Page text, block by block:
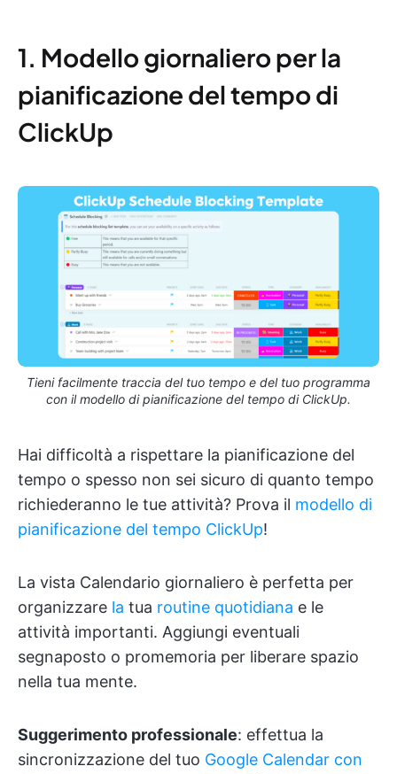
1. Modello giornaliero per la
pianificazione del tempo di
ClickUp
Tieni facilmente traccia del tuo tempo e del tuo programma
con il modello di pianificazione del tempo di ClickUp.
Hai difficoltà a rispettare la pianificazione del
tempo o spesso non sei sicuro di quanto tempo
richiederanno le tue attività? Prova il modello di
pianificazione del tempo ClickUp!
La vista Calendario giornaliero è perfetta per
organizzare la tua routine quotidiana e le
attività importanti. Aggiungi eventuali
segnaposto o promemoria per liberare spazio
nella tua mente.
Suggerimento professionale: effettua la
sincronizzazione del tuo Google Calendar con